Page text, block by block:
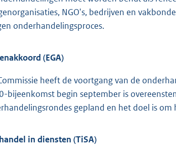
NGO's, bedrijven en
onderhandelingsproces.
(EGA)
heeft de voortgang van de
bijeenkomst begin september is
gepland en het doel is
in diensten (TiSA)